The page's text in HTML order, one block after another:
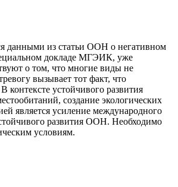
данными из статьи ООН о негативном
докладе МГЭИК, уже
о том, что многие виды не
вызывает тот факт, что
контексте устойчивого развития
создание экологических
является усиление международного
развития ООН. Необходимо
условиям.